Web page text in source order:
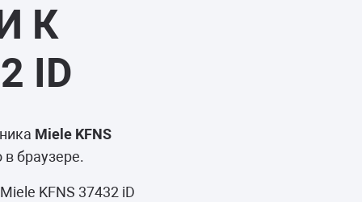
К
ID
Miele KFNS
браузере.
KFNS 37432 iD